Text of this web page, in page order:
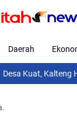
Daerah
Kuat, Kalteng